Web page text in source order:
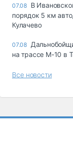
07.08 В
порядок 5 км
Кулачево
07.08
на трассе М-10 в
Все новости